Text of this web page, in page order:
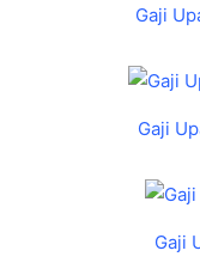
Gaji
Gaji
Gaji